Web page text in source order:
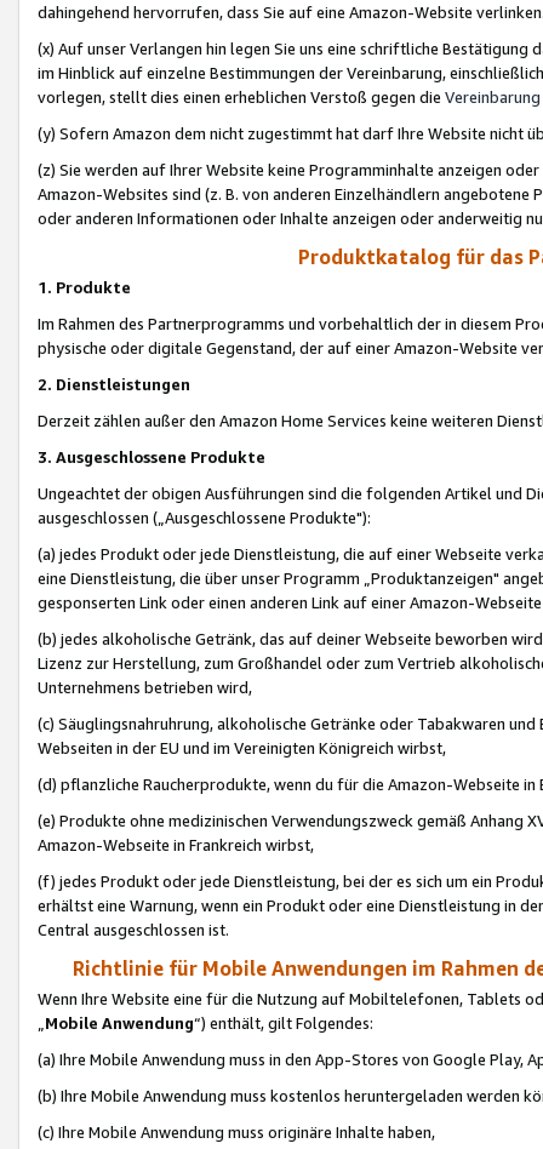
dahingehend hervorrufen, dass Sie auf eine Amazon-Website
(x) Auf unser Verlangen hin legen Sie uns eine schriftliche
im Hinblick auf einzelne Bestimmungen der Vereinbarung,
vorlegen, stellt dies einen erheblichen Verstoß gegen die Vereinbarung
(y) Sofern Amazon dem nicht zugestimmt hat darf Ihre Website nicht
(z) Sie werden auf Ihrer Website keine Programminhalte anzeigen
Amazon-Websites sind (z. B. von anderen Einzelhändlern
oder anderen Informationen oder Inhalte anzeigen oder anderweitig
Produktkatalog für das
1. Produkte
Im Rahmen des Partnerprogramms und vorbehaltlich der in diesem
physische oder digitale Gegenstand, der auf einer Amazon-Website
2. Dienstleistungen
Derzeit zählen außer den Amazon Home Services keine weiteren
3. Ausgeschlossene Produkte
Ungeachtet der obigen Ausführungen sind die folgenden Artikel und
ausgeschlossen („Ausgeschlossene Produkte"):
(a) jedes Produkt oder jede Dienstleistung, die auf einer Webseite
eine Dienstleistung, die über unser Programm „Produktanzeigen"
gesponserten Link oder einen anderen Link auf einer Amazon-
(b) jedes alkoholische Getränk, das auf deiner Webseite beworben
Lizenz zur Herstellung, zum Großhandel oder zum Vertrieb
Unternehmens betrieben wird,
(c) Säuglingsnahruhrung, alkoholische Getränke oder Tabakwaren
Webseiten in der EU und im Vereinigten Königreich wirbst,
(d) pflanzliche Raucherprodukte, wenn du für die Amazon-Webseite in
(e) Produkte ohne medizinischen Verwendungszweck gemäß Anhang
Amazon-Webseite in Frankreich wirbst,
(f) jedes Produkt oder jede Dienstleistung, bei der es sich um ein
erhältst eine Warnung, wenn ein Produkt oder eine Dienstleistung in
Central ausgeschlossen ist.
Richtlinie für Mobile Anwendungen im Rahmen
Wenn Ihre Website eine für die Nutzung auf Mobiltelefonen, Tablets
„Mobile Anwendung“) enthält, gilt Folgendes:
(a) Ihre Mobile Anwendung muss in den App-Stores von Google Play,
(b) Ihre Mobile Anwendung muss kostenlos heruntergeladen werden
(c) Ihre Mobile Anwendung muss originäre Inhalte haben,